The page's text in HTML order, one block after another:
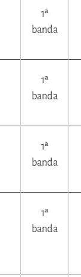
1ª
banda
1ª
banda
1ª
banda
1ª
banda